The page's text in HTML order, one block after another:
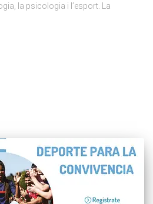
la psicologia i l’esport. La